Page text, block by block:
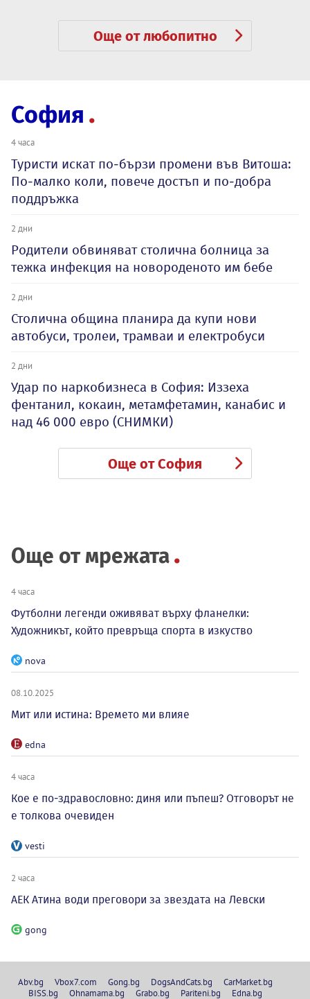
Още от любопитно
София
4 часа
Туристи искат по-бързи промени във Витоша:
По-малко коли, повече достъп и по-добра
поддръжка
2 дни
Родители обвиняват столична болница за
тежка инфекция на новороденото им бебе
2 дни
Столична община планира да купи нови
автобуси, тролеи, трамваи и електробуси
2 дни
Удар по наркобизнеса в София: Иззеха
фентанил, кокаин, метамфетамин, канабис и
над 46 000 евро (СНИМКИ)
Още от София
Още от мрежата
4 часа
Футболни легенди оживяват върху фланелки:
Художникът, който превръща спорта в изкуство
nova
08.10.2025
Мит или истина: Времето ми влияе
edna
4 часа
Кое е по-здравословно: диня или пъпеш? Отговорът не
е толкова очевиден
vesti
2 часа
АЕК Атина води преговори за звездата на Левски
gong
Abv.bg Vbox7.com Gong.bg DogsAndCats.bg
CarMarket.bg
BISS.bg
Ohnamama.bg Grabo.bg Pariteni.bg
Edna.bg